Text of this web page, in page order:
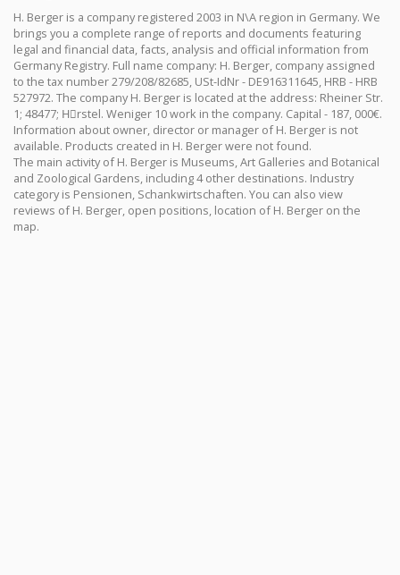
H. Berger is a company registered 2003 in N\A region in Germany. We
brings you a complete range of reports and documents featuring
legal and financial data, facts, analysis and official information from
Germany Registry. Full name company: H. Berger, company assigned
to the tax number 279/208/82685, USt-IdNr - DE916311645, HRB - HRB
527972. The company H. Berger is located at the address: Rheiner Str.
1; 48477; Hِrstel. Weniger 10 work in the company. Capital - 187, 000€.
Information about owner, director or manager of H. Berger is not
available. Products created in H. Berger were not found.
The main activity of H. Berger is Museums, Art Galleries and Botanical
and Zoological Gardens, including 4 other destinations. Industry
category is Pensionen, Schankwirtschaften. You can also view
reviews of H. Berger, open positions, location of H. Berger on the
map.